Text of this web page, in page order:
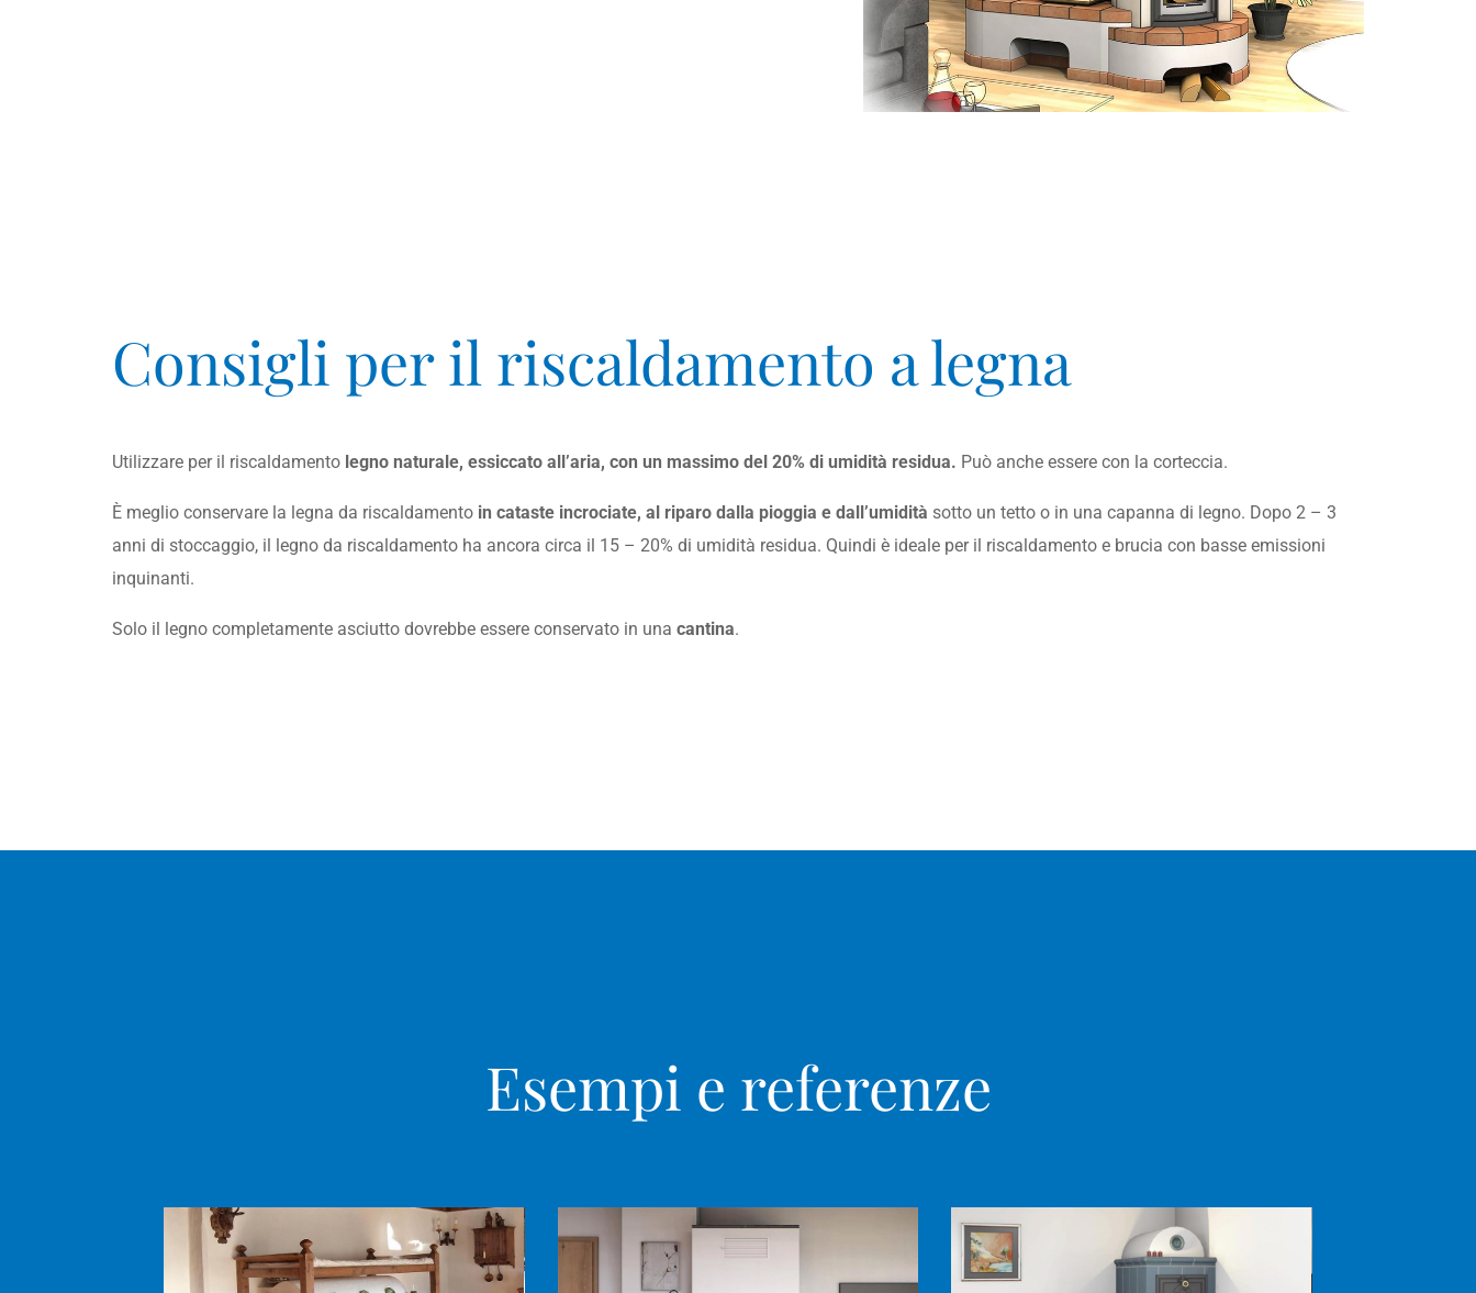
Consigli per il riscaldamento a legna
Utilizzare per il riscaldamento legno naturale, essiccato all’aria, con un massimo del 20% di umidità residua. Può anche essere con la corteccia.
È meglio conservare la legna da riscaldamento in cataste incrociate, al riparo dalla pioggia e dall’umidità sotto un tetto o in una capanna di legno. Dopo 2 – 3
anni di stoccaggio, il legno da riscaldamento ha ancora circa il 15 – 20% di umidità residua. Quindi è ideale per il riscaldamento e brucia con basse emissioni
inquinanti.
Solo il legno completamente asciutto dovrebbe essere conservato in una cantina.
Esempi e referenze